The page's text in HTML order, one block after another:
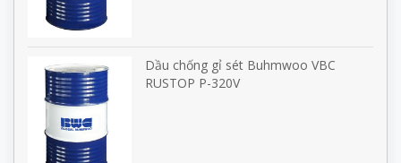
Dầu chống gỉ sét Buhmwoo VBC
RUSTOP P-320V